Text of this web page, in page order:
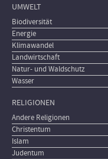
UMWELT
Biodiversität
Energie
Klimawandel
Landwirtschaft
Natur- und Waldschutz
Wasser
RELIGIONEN
Andere Religionen
Christentum
Islam
Judentum